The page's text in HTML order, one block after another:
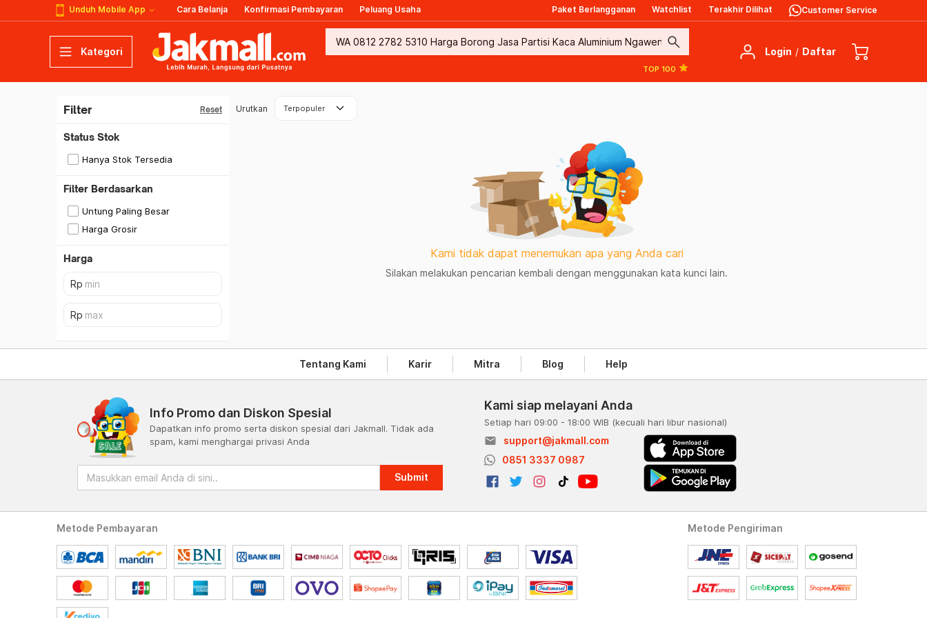
Unduh Mobile App Cara Belanja Konfirmasi Pembayaran Peluang Usaha Paket Berlangganan Watchlist Terakhir Dilihat Customer Service
Kategori search
TOP 100
Login / Daftar
Filter Reset
Status Stok
Hanya Stok Tersedia
Filter Berdasarkan
Untung Paling Besar
Harga Grosir
Harga
Urutkan Terpopuler keyboard_arrow_down
Kami tidak dapat menemukan apa yang Anda cari
Silakan melakukan pencarian kembali dengan menggunakan kata kunci lain.
Tentang Kami Karir Mitra Blog Help
Info Promo dan Diskon Spesial
Dapatkan info promo serta diskon spesial dari Jakmall. Tidak ada
spam, kami menghargai privasi Anda
Submit
Kami siap melayani Anda
Setiap hari 09:00 - 18:00 WIB (kecuali hari libur nasional)
email
support@jakmall.com
0851 3337 0987
Metode Pembayaran Metode Pengiriman